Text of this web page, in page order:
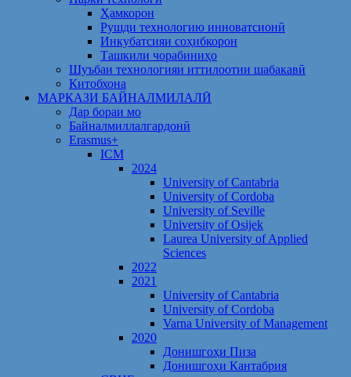
Ҳамкорон
Рушди технологию инноватсионӣ
Инкубатсияи соҳибкорон
Ташкили чорабиниҳо
Шуъбаи технологияи иттилоотии шабакавӣ
Китобхона
МАРКАЗИ БАЙНАЛМИЛАЛӢ
Дар бораи мо
Байналмиллалгардонӣ
Erasmus+
ICM
2024
University of Cantabria
University of Cordoba
University of Seville
University of Osijek
Laurea University of Applied
Sciences
2022
2021
University of Cantabria
University of Cordoba
Varna University of Management
2020
Донишгоҳи Пиза
Донишгоҳи Кантабрия